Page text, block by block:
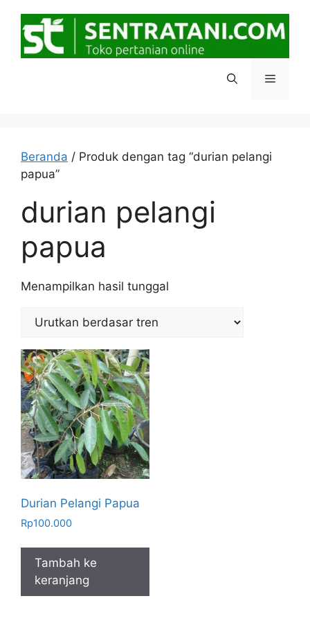
Menu
Beranda / Produk dengan tag “durian pelangi
papua”
durian pelangi
papua
Menampilkan hasil tunggal
Durian Pelangi Papua
Rp100.000
Tambah ke
keranjang